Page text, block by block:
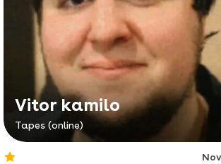
Vitor kamilo
Tapes (online)